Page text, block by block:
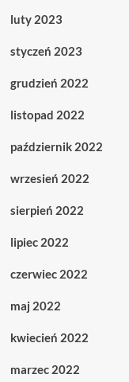
luty 2023
styczeń 2023
grudzień 2022
listopad 2022
październik 2022
wrzesień 2022
sierpień 2022
lipiec 2022
czerwiec 2022
maj 2022
kwiecień 2022
marzec 2022